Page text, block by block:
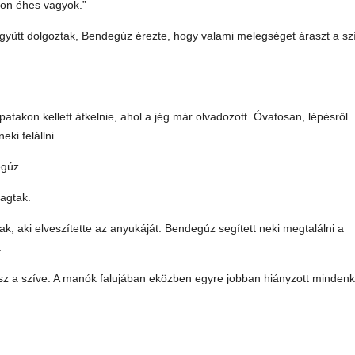
éhes vagyok.”
dolgoztak, Bendegúz érezte, hogy valami melegséget áraszt a
kellett átkelnie, ahol a jég már olvadozott. Óvatosan, lépésről
felállni.
aki elveszítette az anyukáját. Bendegúz segített neki megtalálni a
a szíve. A manók falujában eközben egyre jobban hiányzott